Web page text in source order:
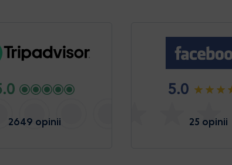
2649 opinii
5.0
25 opinii